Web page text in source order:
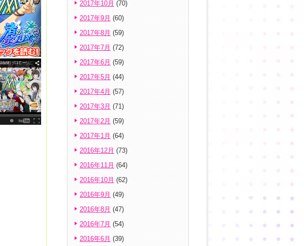
2017年10月 (70)
2017年9月 (60)
2017年8月 (59)
2017年7月 (72)
2017年6月 (59)
2017年5月 (44)
2017年4月 (57)
2017年3月 (71)
2017年2月 (59)
2017年1月 (64)
2016年12月 (73)
2016年11月 (64)
2016年10月 (62)
2016年9月 (49)
2016年8月 (47)
2016年7月 (54)
2016年6月 (39)